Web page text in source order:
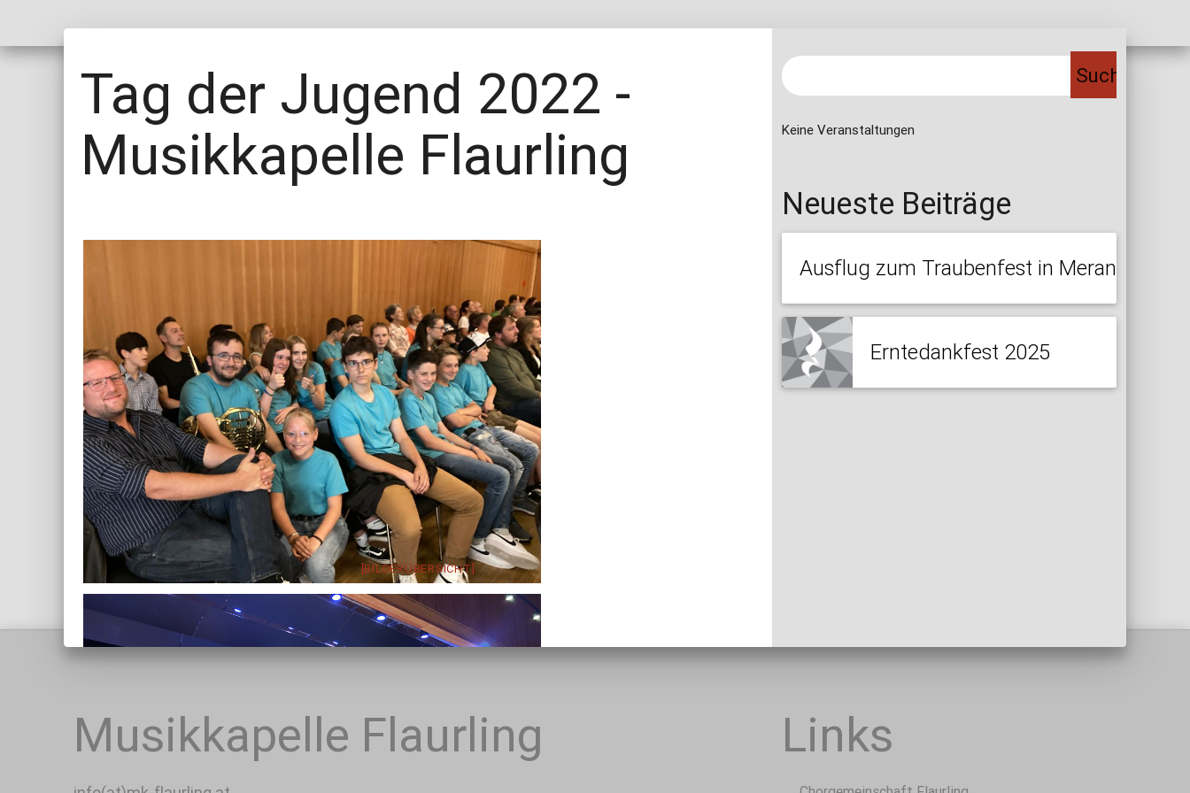
Tag der Jugend 2022 -
Musikkapelle Flaurling
[BILDERÜBERSICHT]
Keine Veranstaltungen
Neueste Beiträge
Ausflug zum Traubenfest in Meran
Erntedankfest 2025
Musikkapelle Flaurling Links